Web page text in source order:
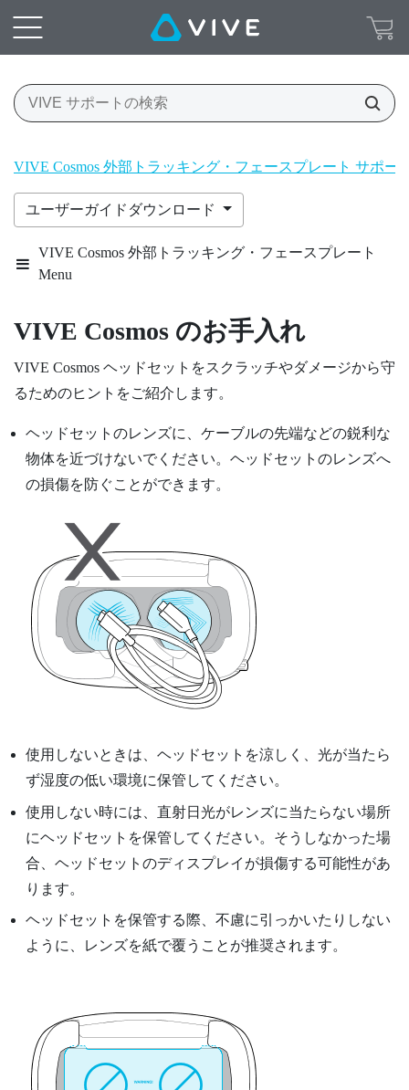
VIVE Cosmos 外部トラッキング・フェースプレート サポー
ユーザーガイドダウンロード
VIVE Cosmos 外部トラッキング・フェースプレート
Menu
VIVE Cosmos のお手入れ
VIVE Cosmos ヘッドセットをスクラッチやダメージから守
るためのヒントをご紹介します。
ヘッドセットのレンズに、ケーブルの先端などの鋭利な
物体を近づけないでください。ヘッドセットのレンズへ
の損傷を防ぐことができます。
使用しないときは、ヘッドセットを涼しく、光が当たら
ず湿度の低い環境に保管してください。
使用しない時には、直射日光がレンズに当たらない場所
にヘッドセットを保管してください。そうしなかった場
合、ヘッドセットのディスプレイが損傷する可能性があ
ります。
ヘッドセットを保管する際、不慮に引っかいたりしない
ように、レンズを紙で覆うことが推奨されます。